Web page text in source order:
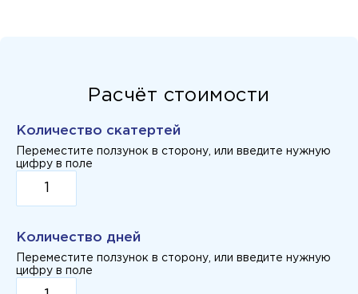
Расчёт стоимости
Количество скатертей
Переместите ползунок в сторону, или введите нужную
цифру в поле
Количество дней
Переместите ползунок в сторону, или введите нужную
цифру в поле